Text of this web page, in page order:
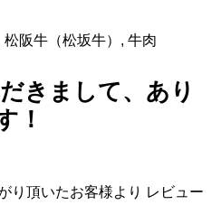
松阪牛（松坂牛） , 牛肉
きまして、あり
！
り頂いたお客様より レビュー